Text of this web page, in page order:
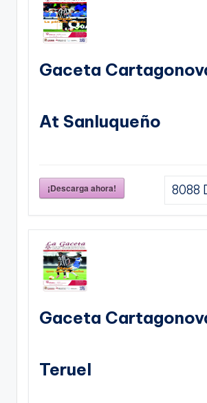
Gaceta
At Sanluqueño
¡Descarga ahora! 8088
Gaceta
Teruel